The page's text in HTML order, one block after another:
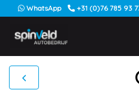
WhatsApp +31 (0)76 785 93